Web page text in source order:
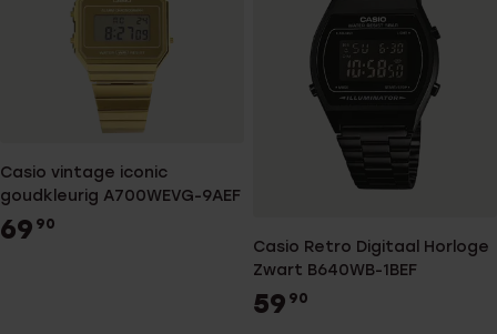
Casio vintage iconic
goudkleurig A700WEVG-9AEF
69 90
Casio Retro Digitaal Horloge
Zwart B640WB-1BEF
59 90